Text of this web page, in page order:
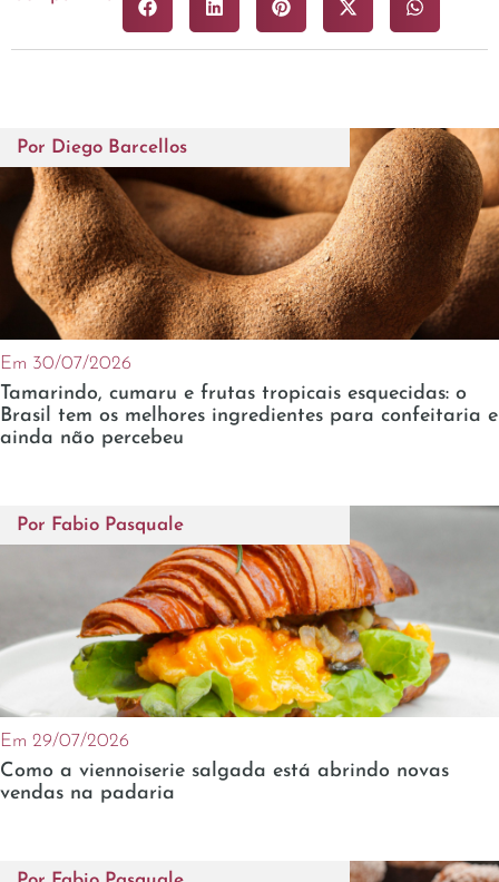
Por Diego Barcellos
Em 30/07/2026
Tamarindo, cumaru e frutas tropicais esquecidas: o
Brasil tem os melhores ingredientes para confeitaria e
ainda não percebeu
Por Fabio Pasquale
Em 29/07/2026
Como a viennoiserie salgada está abrindo novas
vendas na padaria